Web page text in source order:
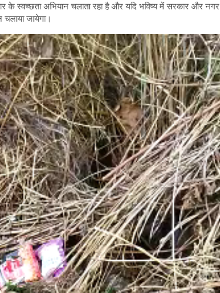
के स्वच्छता अभियान चलाता रहा है और यदि भविष्य में सरकार और नगर
जायेगा।